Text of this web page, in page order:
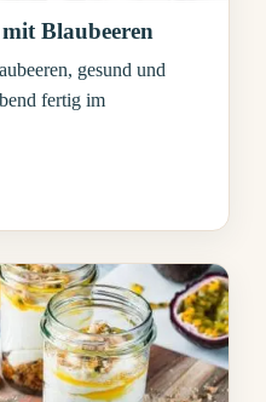
Blaubeeren
gesund und
fertig im